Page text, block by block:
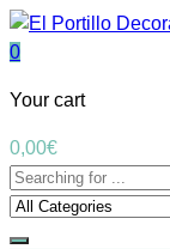
0
Your cart
0,00€